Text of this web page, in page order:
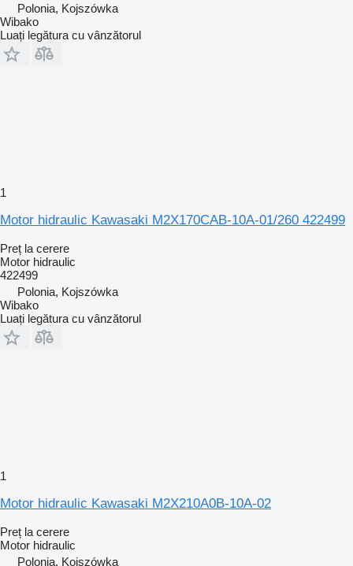
Polonia, Kojszówka
Wibako
Luați legătura cu vânzătorul
1
Motor hidraulic Kawasaki M2X170CAB-10A-01/260 422499
Preț la cerere
Motor hidraulic
422499
Polonia, Kojszówka
Wibako
Luați legătura cu vânzătorul
1
Motor hidraulic Kawasaki M2X210A0B-10A-02
Preț la cerere
Motor hidraulic
Polonia, Kojszówka